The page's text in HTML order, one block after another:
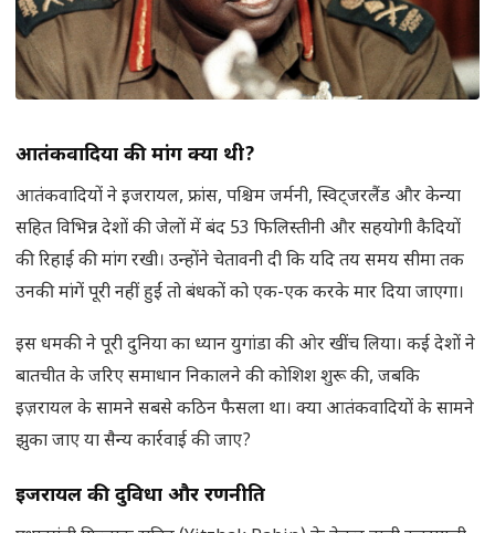
आतंकवादियों की मांग क्या थी?
आतंकवादियों ने इजरायल, फ्रांस, पश्चिम जर्मनी, स्विट्जरलैंड और केन्या
सहित विभिन्न देशों की जेलों में बंद 53 फिलिस्तीनी और सहयोगी कैदियों
की रिहाई की मांग रखी। उन्होंने चेतावनी दी कि यदि तय समय सीमा तक
उनकी मांगें पूरी नहीं हुईं तो बंधकों को एक-एक करके मार दिया जाएगा।
इस धमकी ने पूरी दुनिया का ध्यान युगांडा की ओर खींच लिया। कई देशों ने
बातचीत के जरिए समाधान निकालने की कोशिश शुरू की, जबकि
इज़रायल के सामने सबसे कठिन फैसला था। क्या आतंकवादियों के सामने
झुका जाए या सैन्य कार्रवाई की जाए?
इजरायल की दुविधा और रणनीति